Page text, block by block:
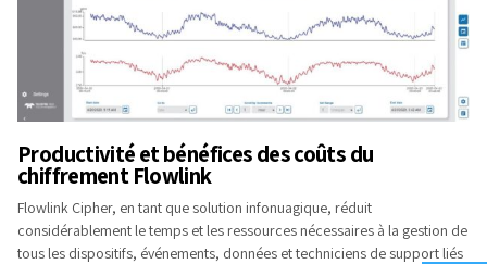
Productivité et bénéfices des coûts du
chiffrement Flowlink
Flowlink Cipher, en tant que solution infonuagique, réduit
considérablement le temps et les ressources nécessaires à la gestion de
tous les dispositifs, événements, données et techniciens de support liés